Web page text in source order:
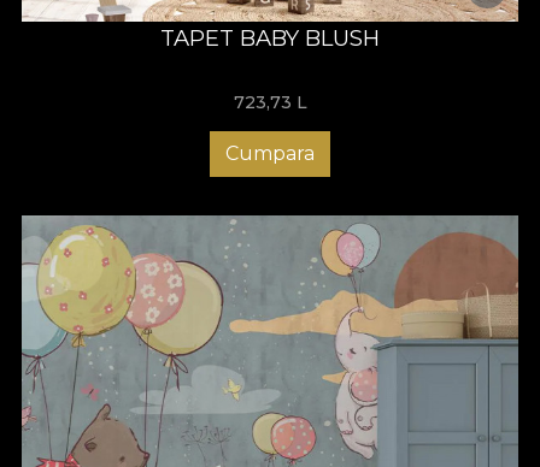
TAPET BABY BLUSH
723,73 L
Cumpara